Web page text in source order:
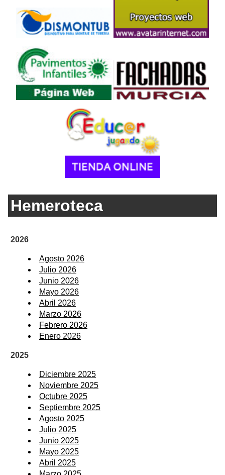
Hemeroteca
2026
Agosto 2026
Julio 2026
Junio 2026
Mayo 2026
Abril 2026
Marzo 2026
Febrero 2026
Enero 2026
2025
Diciembre 2025
Noviembre 2025
Octubre 2025
Septiembre 2025
Agosto 2025
Julio 2025
Junio 2025
Mayo 2025
Abril 2025